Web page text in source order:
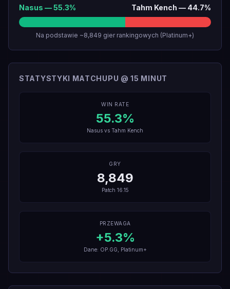
Nasus —55.3% Tahm Kench — 44.7%
Na podstawie ~8,849 gier rankingowych (Platinum+)
STATYSTYKI MATCHUPU @ 15 MINUT
WIN RATE
55.3%
Nasus vs Tahm Kench
GRY
8,849
Patch 16.15
PRZEWAGA
+5.3%
Dane: OP.GG, Platinum+